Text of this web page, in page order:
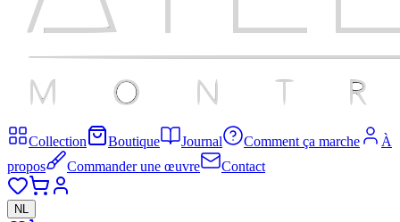
Collection Boutique Journal Comment ça marche
À
propos
Commander une œuvre Contact
NL